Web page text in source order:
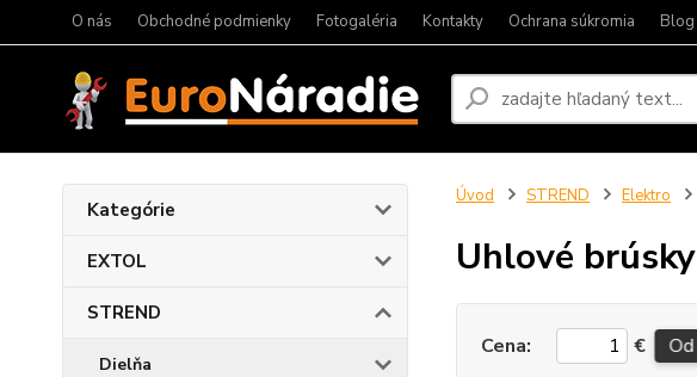
O nás Obchodné podmienky Fotogaléria Kontakty Ochrana súkromia Blog
Kategórie
EXTOL
STREND
Dielňa
Úvod STREND Elektro
Uhlové brúsky
Cena: € Od